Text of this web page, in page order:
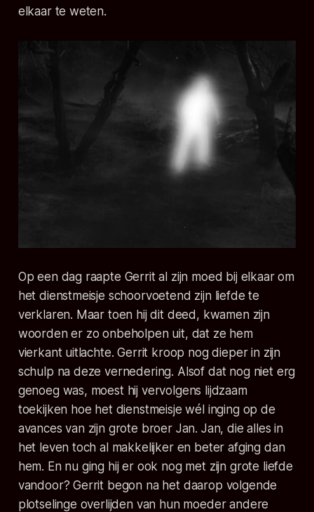
elkaar te weten.
Op een dag raapte Gerrit al zijn moed bij elkaar om
het dienstmeisje schoorvoetend zijn liefde te
verklaren. Maar toen hij dit deed, kwamen zijn
woorden er zo onbeholpen uit, dat ze hem
vierkant uitlachte. Gerrit kroop nog dieper in zijn
schulp na deze vernedering. Alsof dat nog niet erg
genoeg was, moest hij vervolgens lijdzaam
toekijken hoe het dienstmeisje wél inging op de
avances van zijn grote broer Jan. Jan, die alles in
het leven toch al makkelijker en beter afging dan
hem. En nu ging hij er ook nog met zijn grote liefde
vandoor? Gerrit begon na het daarop volgende
plotselinge overlijden van hun moeder andere